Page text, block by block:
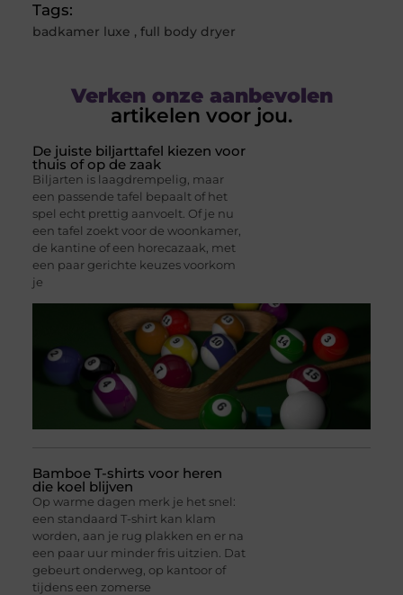
Tags:
badkamer luxe , full body dryer
Verken onze aanbevolen
artikelen voor jou.
De juiste biljarttafel kiezen voor
thuis of op de zaak
Biljarten is laagdrempelig, maar
een passende tafel bepaalt of het
spel echt prettig aanvoelt. Of je nu
een tafel zoekt voor de woonkamer,
de kantine of een horecazaak, met
een paar gerichte keuzes voorkom
je
Bamboe T-shirts voor heren
die koel blijven
Op warme dagen merk je het snel:
een standaard T-shirt kan klam
worden, aan je rug plakken en er na
een paar uur minder fris uitzien. Dat
gebeurt onderweg, op kantoor of
tijdens een zomerse